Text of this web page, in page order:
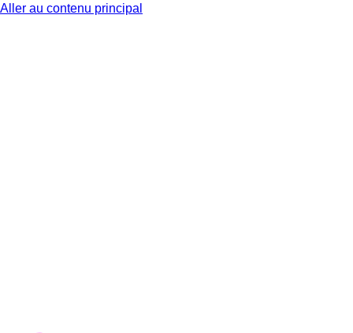
Aller au contenu principal